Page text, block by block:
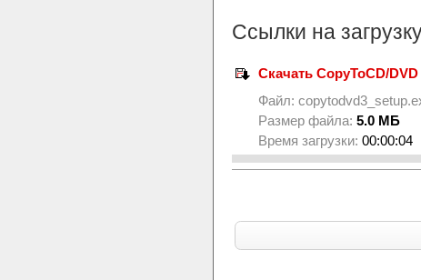
Ссылки на
Скачать CopyToCD/DVD
Файл:
Размер файла: 5.0 МБ
Время загрузки: 00:00:04